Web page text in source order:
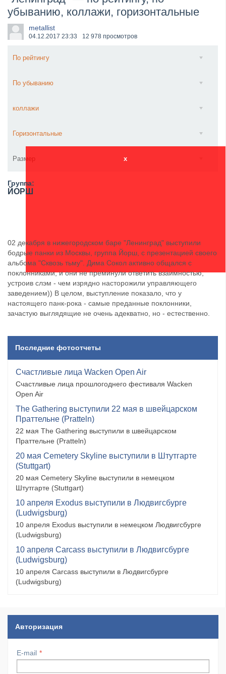
​Anthrax выпустили новый сингл и клип «Everybod...
убыванию, коллажи, горизонтальные
metallist
04.12.2017 23:33 12 978 просмотров
По рейтингу
По убыванию
коллажи
Горизонтальные
Размер x
Группа:
ЙОРШ
02 декабря в нижегородском баре "Ленинград" выступили
бодрые панки из Москвы, группа Йорш, с презентацией своего
альбома "Сквозь тьму". Дима Сокол активно общался с
поклонниками, и они не преминули ответить взаимностью,
устроив слэм - чем изрядно насторожили управляющего
заведением)) В целом, выступление показало, что у
настоящего панк-рока - самые преданные поклонники,
зачастую выглядящие не очень адекватно, но - естественно.
Последние фотоотчеты
Счастливые лица Wacken Open Air
Счастливые лица прошлогоднего фестиваля Wacken
Open Air
The Gathering выступили 22 мая в швейцарском
Праттельне (Pratteln)
22 мая The Gathering выступили в швейцарском
Праттельне (Pratteln)
20 мая Cemetery Skyline выступили в Штутгарте
(Stuttgart)
20 мая Cemetery Skyline выступили в немецком
Штутгарте (Stuttgart)
10 апреля Exodus выступили в Людвигсбурге
(Ludwigsburg)
10 апреля Exodus выступили в немецком Людвигсбурге
(Ludwigsburg)
10 апреля Carcass выступили в Людвигсбурге
(Ludwigsburg)
10 апреля Carcass выступили в Людвигсбурге
(Ludwigsburg)
Авторизация
E-mail